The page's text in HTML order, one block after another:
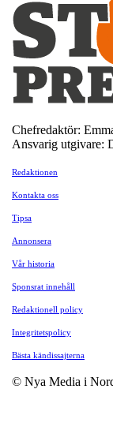
Chefredaktör:
Ansvarig utgivare:
Redaktionen
Kontakta oss
Tipsa
Annonsera
Vår historia
Sponsrat innehåll
Redaktionell policy
Integritetspolicy
Bästa kändissajterna
© Nya Media i